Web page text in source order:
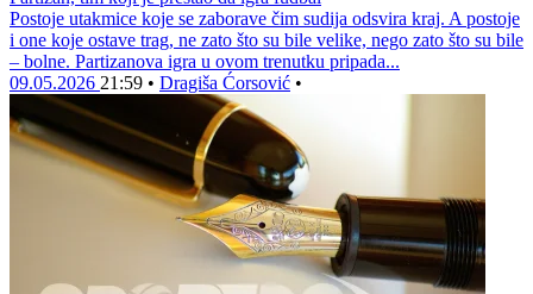
Postoje utakmice koje se zaborave čim sudija odsvira kraj. A postoje
i one koje ostave trag, ne zato što su bile velike, nego zato što su bile
– bolne. Partizanova igra u ovom trenutku pripada...
09.05.2026 21:59 • Dragiša Ćorsović •